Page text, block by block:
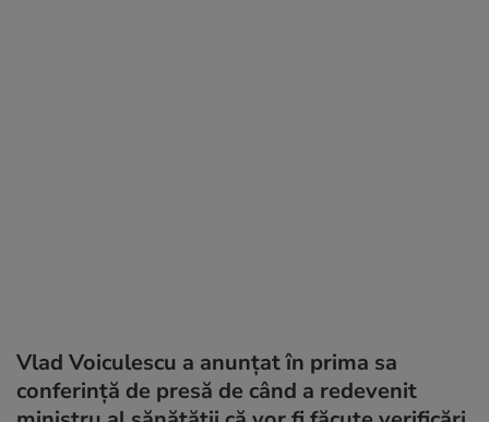
Vlad Voiculescu a anunțat în prima sa
conferință de presă de când a redevenit